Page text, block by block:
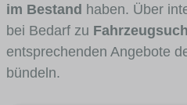
im Bestand haben. Über
bei Bedarf zu
entsprechenden Angebote
bündeln.